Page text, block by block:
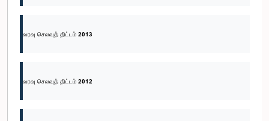
வரவு செலவுத் திட்டம் 2013
வரவு செலவுத் திட்டம் 2012